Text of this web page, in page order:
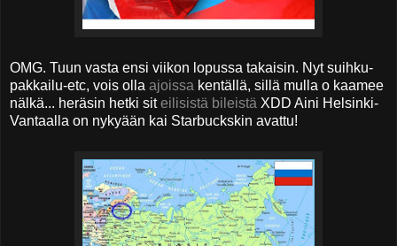
OMG. Tuun vasta ensi viikon lopussa takaisin. Nyt suihku-
pakkailu-etc, vois olla ajoissa kentällä, sillä mulla o kaamee
nälkä... heräsin hetki siteilisistä bileistä XDD Aini Helsinki-
Vantaalla on nykyään kai Starbuckskin avattu!